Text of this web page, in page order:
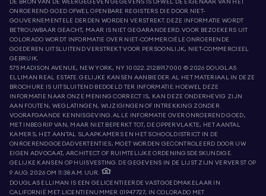
DE BRON VAN DE WEERGEGEVEN GEGEVENS IS OFWEL DE EIGENAAR VAN HET
ONROEREND GOED OFWEL OPENBARE REGISTERS DIE DOOR NIET-
GOUVERNEMENTELE DERDEN WORDEN VERSTREKT. DEZE INFORMATIE WORDT
BETROUWBAAR GEACHT, MAAR IS NIET GEGARANDEERD. VOOR BEZOEKERS UIT
COLORADO WORDT INFORMATIE OVER NIET-COMMERCIËLE ONROERENDE
GOEDEREN UITSLUITEND VERSTREKT VOOR PERSOONLIJK, NIET-COMMERCIEEL
GEBRUIK.
575 MADISON AVENUE, NEW YORK, NY 10022.212.891.7000 © 2026 DOUGLAS
ELLIMAN REAL ESTATE. GELIJKE KANSEN AANBIEDER. AL HET MATERIAAL IN DEZE
BROCHURE IS UITSLUITEND BEDOELD TER INFORMATIE. HOEWEL DEZE
INFORMATIE NAAR ONZE MENING CORRECT IS, KAN DEZE ONDERHEVIG ZIJN
AAN FOUTEN, WEGLATINGEN, WIJZIGINGEN OF INTREKKING ZONDER
VOORAFGAANDE KENNISGEVING. ALLE INFORMATIE OVER ONROEREND GOED,
MET INBEGRIP VAN, MAAR NIET BEPERKT TOT, DE OPPERVLAKTE, HET AANTAL
KAMERS, HET AANTAL SLAAPKAMERS EN HET SCHOOLDISTRICT IN DE
ONROERENDGOEDADVERTENTIES, MOET WORDEN GECONTROLEERD DOOR UW
EIGEN ADVOCAAT, ARCHITECT OF RUIMTELIJKE ORDENINGSDESKUNDIGE.
GELIJKE KANSEN OP HUISVESTING. DE GEGEVENS IN DE LIJST ZIJN VERVERST OP
9 AUG. 2026 OM 11:38 A.M. UUR.
DOUGLAS ELLIMAN IS EEN GELICENTIEERDE VASTGOEDMAKELAAR IN
CALIFORNIË MET LICENTIENUMMER 01947727, IN COLORADO MET